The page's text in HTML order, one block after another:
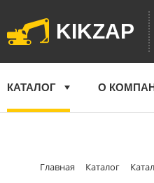
KIKZAP
КАТАЛОГ О
Главная Каталог